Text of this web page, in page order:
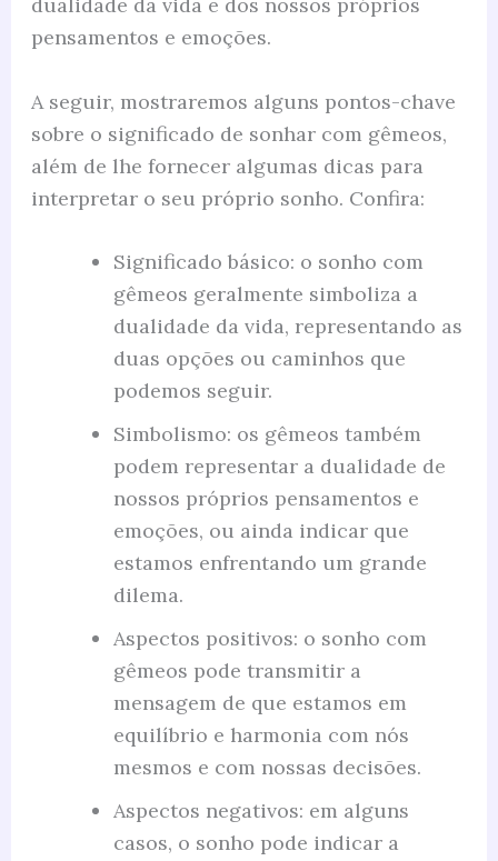
pensamentos e emoções.
A seguir, mostraremos alguns pontos-chave
sobre o significado de sonhar com gêmeos,
além de lhe fornecer algumas dicas para
interpretar o seu próprio sonho. Confira:
Significado básico: o sonho com
gêmeos geralmente simboliza a
dualidade da vida, representando as
duas opções ou caminhos que
podemos seguir.
Simbolismo: os gêmeos também
podem representar a dualidade de
nossos próprios pensamentos e
emoções, ou ainda indicar que
estamos enfrentando um grande
dilema.
Aspectos positivos: o sonho com
gêmeos pode transmitir a
mensagem de que estamos em
equilíbrio e harmonia com nós
mesmos e com nossas decisões.
Aspectos negativos: em alguns
casos, o sonho pode indicar a